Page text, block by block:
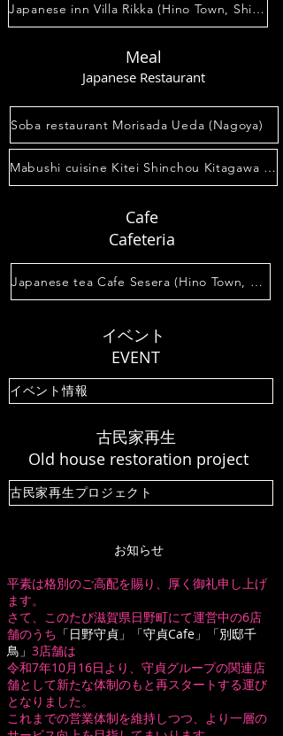
Japanese inn Villa Rikka (Hino Town, Shiga Prefecture)
Meal
Japanese Restaurant
Soba restaurant Morisada Ueda (Nagoya)
Mabushi cuisine Kitei Shinchou Kitagawa (Hino Town, Shiga Prefecture)
Cafe
Cafeteria
Japanese tea Cafe Sesera (Hino Town, Shiga Prefecture)
イベント
EVENT
イベント情報
古民家再生
Old house restoration project
古民家再生プロジェクト
お知らせ
平素は格別のご高配を賜り、厚く御礼申し上げ
ます。
さて、このたび滋賀県日野町にて運営中の6店
舗のうち 「日野守貞」「守貞Cafe」「別邸千
鳥」 3店舗は
令和7年10月16日より、守貞グループの関連店
舗として新たな体制のもと再スタートする運び
となりました。
これまでの営業体制を維持しつつ、より一層の